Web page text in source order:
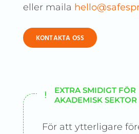
eller maila
KONTAKTA OSS
EXTRA SMIDIGT FÖR
AKADEMISK SEKTOR
För att ytterligare